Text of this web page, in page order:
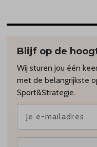
Blijf op de
Wij sturen jou één
met de belangrijkste
Sport&Strategie.